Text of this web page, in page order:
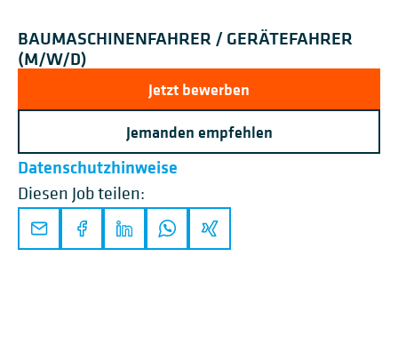
BAUMASCHINENFAHRER / GERÄTEFAHRER
(M/W/D)
Jetzt bewerben
Jemanden empfehlen
Datenschutzhinweise
Diesen Job teilen: